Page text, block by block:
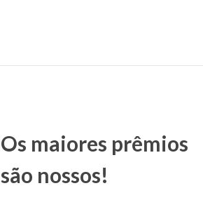
Os maiores prêmios
são nossos!